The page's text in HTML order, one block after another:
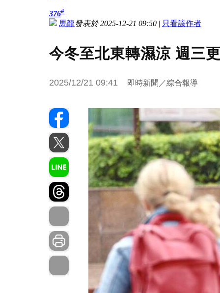
376#
馬龍發表於 2025-12-21 09:50 | 只看該作者
今冬至北東轉濕涼 週三
2025/12/21 09:41 即時新聞／綜合報導